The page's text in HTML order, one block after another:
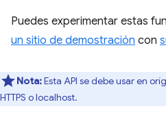
Puedes experimentar estas
un sitio de demostración con
Nota:Esta API se debe usar en
HTTPS o localhost.